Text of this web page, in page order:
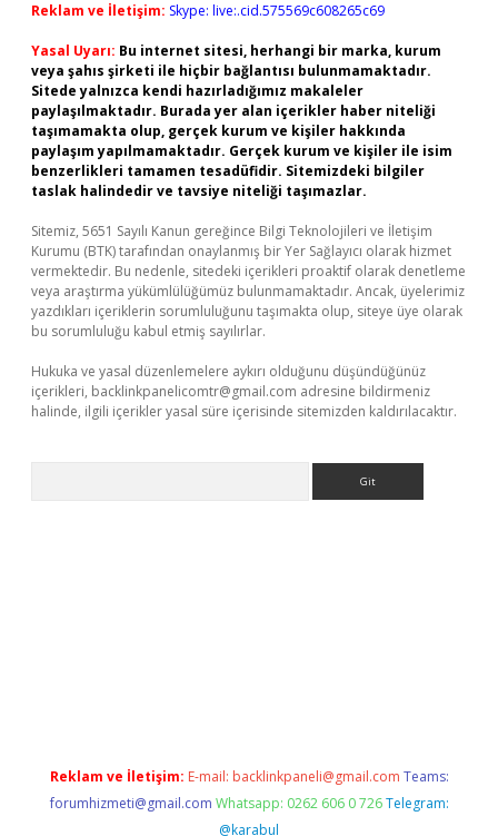
Reklam ve İletişim: Skype: live:.cid.575569c608265c69
Yasal Uyarı: Bu internet sitesi, herhangi bir marka, kurum
veya şahıs şirketi ile hiçbir bağlantısı bulunmamaktadır.
Sitede yalnızca kendi hazırladığımız makaleler
paylaşılmaktadır. Burada yer alan içerikler haber niteliği
taşımamakta olup, gerçek kurum ve kişiler hakkında
paylaşım yapılmamaktadır. Gerçek kurum ve kişiler ile isim
benzerlikleri tamamen tesadüfidir. Sitemizdeki bilgiler
taslak halindedir ve tavsiye niteliği taşımazlar.
Sitemiz, 5651 Sayılı Kanun gereğince Bilgi Teknolojileri ve İletişim
Kurumu (BTK) tarafından onaylanmış bir Yer Sağlayıcı olarak hizmet
vermektedir. Bu nedenle, sitedeki içerikleri proaktif olarak denetleme
veya araştırma yükümlülüğümüz bulunmamaktadır. Ancak, üyelerimiz
yazdıkları içeriklerin sorumluluğunu taşımakta olup, siteye üye olarak
bu sorumluluğu kabul etmiş sayılırlar.
Hukuka ve yasal düzenlemelere aykırı olduğunu düşündüğünüz
içerikleri, backlinkpanelicomtr@gmail.com adresine bildirmeniz
halinde, ilgili içerikler yasal süre içerisinde sitemizden kaldırılacaktır.
Reklam ve İletişim: E-mail: backlinkpaneli@gmail.com Teams:
forumhizmeti@gmail.com Whatsapp: 0262 606 0 726 Telegram:
@karabul